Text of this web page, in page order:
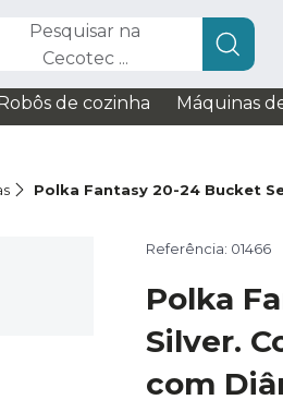
Pesquisar na
Cecotec ...
de cozinha Máquinas
Polka Fantasy 20-24 Bucket
Referência: 01466
Polka
Silver.
com